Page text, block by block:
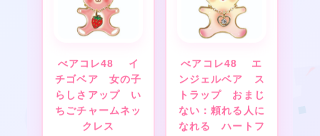
べアコレ48 イ
チゴベア 女の子
らしさアップ い
ちごチャームネッ
クレス
べアコレ48 エ
ンジェルベア ス
トラップ おまじ
ない：頼れる人に
なれる ハートフ
★ ★
❤ ❤